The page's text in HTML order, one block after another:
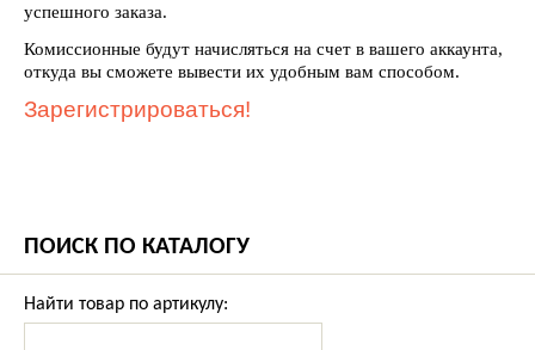
успешного заказа.
Комиссионные будут начисляться на счет в вашего аккаунта,
откуда вы сможете вывести их удобным вам способом.
Зарегистрироваться!
ПОИСК ПО КАТАЛОГУ
Найти товар по артикулу: